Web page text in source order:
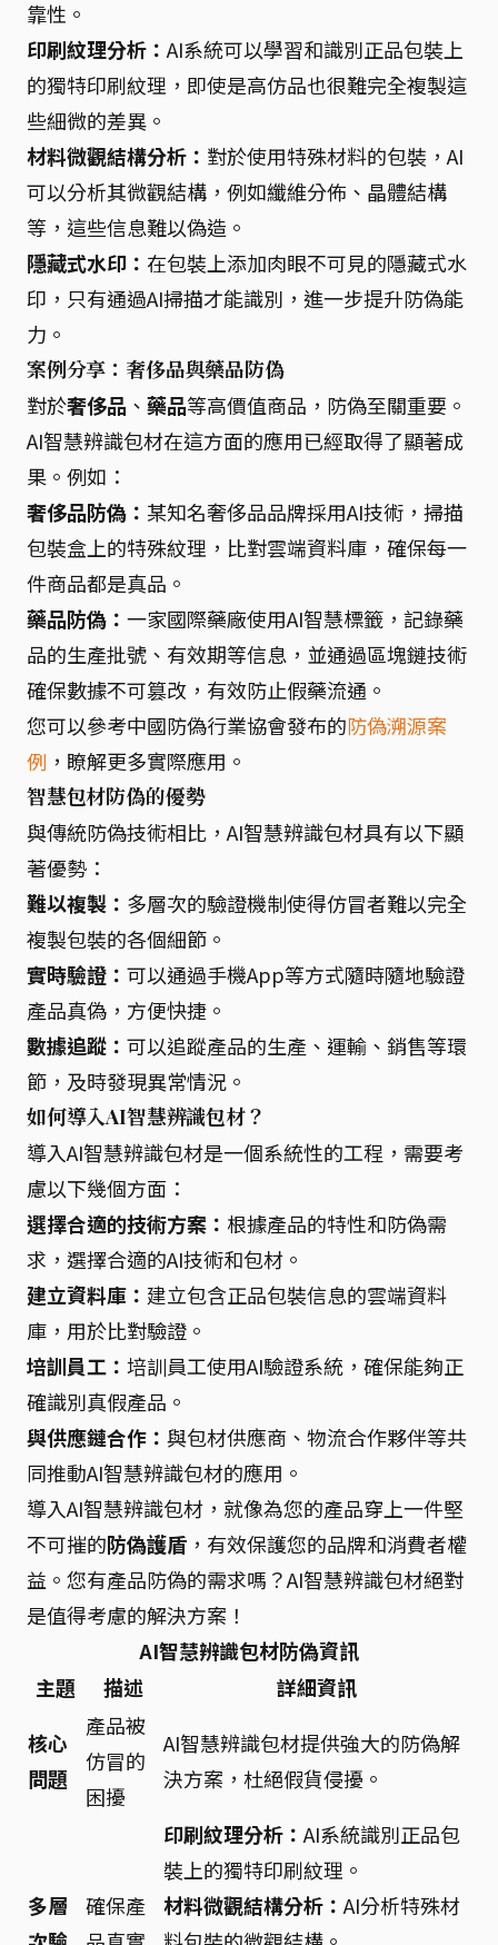
靠性。
印刷紋理分析： AI系統可以學習和識別正品包裝上
的獨特印刷紋理，即使是高仿品也很難完全複製這
些細微的差異。
材料微觀結構分析： 對於使用特殊材料的包裝，AI
可以分析其微觀結構，例如纖維分佈、晶體結構
等，這些信息難以偽造。
隱藏式水印： 在包裝上添加肉眼不可見的隱藏式水
印，只有通過AI掃描才能識別，進一步提升防偽能
力。
案例分享：奢侈品與藥品防偽
對於奢侈品 、 藥品等高價值商品，防偽至關重要。
AI智慧辨識包材在這方面的應用已經取得了顯著成
果。例如：
奢侈品防偽： 某知名奢侈品品牌採用AI技術，掃描
包裝盒上的特殊紋理，比對雲端資料庫，確保每一
件商品都是真品。
藥品防偽： 一家國際藥廠使用AI智慧標籤，記錄藥
品的生產批號、有效期等信息，並通過區塊鏈技術
確保數據不可篡改，有效防止假藥流通。
您可以參考中國防偽行業協會發布的防偽溯源案
例 ，瞭解更多實際應用。
智慧包材防偽的優勢
與傳統防偽技術相比，AI智慧辨識包材具有以下顯
著優勢：
難以複製： 多層次的驗證機制使得仿冒者難以完全
複製包裝的各個細節。
實時驗證： 可以通過手機App等方式隨時隨地驗證
產品真偽，方便快捷。
數據追蹤： 可以追蹤產品的生產、運輸、銷售等環
節，及時發現異常情況。
如何導入AI智慧辨識包材？
導入AI智慧辨識包材是一個系統性的工程，需要考
慮以下幾個方面：
選擇合適的技術方案： 根據產品的特性和防偽需
求，選擇合適的AI技術和包材。
建立資料庫： 建立包含正品包裝信息的雲端資料
庫，用於比對驗證。
培訓員工： 培訓員工使用AI驗證系統，確保能夠正
確識別真假產品。
與供應鏈合作： 與包材供應商、物流合作夥伴等共
同推動AI智慧辨識包材的應用。
導入AI智慧辨識包材，就像為您的產品穿上一件堅
不可摧的防偽護盾 ，有效保護您的品牌和消費者權
益。您有產品防偽的需求嗎？AI智慧辨識包材絕對
是值得考慮的解決方案！
AI智慧辨識包材防偽資訊
主題
描述
詳細資訊
核心
問題
產品被
仿冒的
困擾
AI智慧辨識包材提供強大的防偽解
決方案，杜絕假貨侵擾。
多層
確保產
印刷紋理分析： AI系統識別正品包
裝上的獨特印刷紋理。
材料微觀結構分析： AI分析特殊材